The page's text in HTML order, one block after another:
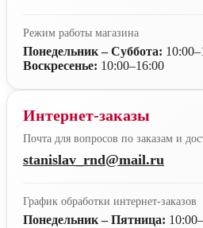
Режим работы магазина
Понедельник – Суббота:
Воскресенье: 10:00–16:00
Интернет-заказы
Почта для вопросов по заказам и
stanislav_rnd@mail.ru
График обработки интернет-заказов
Понедельник – Пятница: